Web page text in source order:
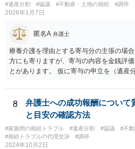
#遺産分割 #協議 #不動産・土地の相続 #調停
2026年1月7日
匿名A 弁護士
療養介護を理由とする寄与分の主張の場
方にも寄りますが、寄与の内容を金銭評
とがあります。 仮に寄与の申立を（遺産
価）は不要ということもあります。 ただ
なければならないでしょうから、現実的
は必要でしょう。
8
弁護士への成功報酬について
と目安の確認方法
#家族間の相続トラブル #遺産分割 #協議
#不
#相続トラブルの代理交渉
#調停
2024年10月2日